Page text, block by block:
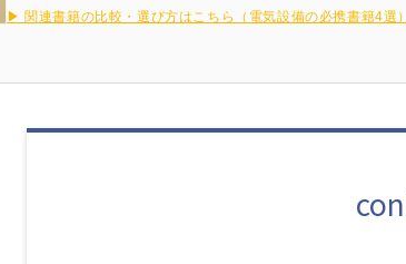
▶ 関連書籍の比較・選び方はこちら（電気設備の必携書籍4選）